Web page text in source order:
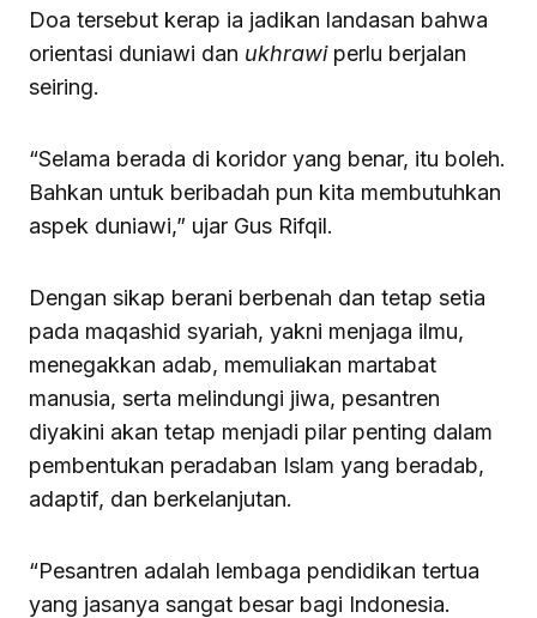
Doa tersebut kerap ia jadikan landasan bahwa
orientasi duniawi dan ukhrawiperlu berjalan
seiring.
“Selama berada di koridor yang benar, itu boleh.
Bahkan untuk beribadah pun kita membutuhkan
aspek duniawi,” ujar Gus Rifqil.
Dengan sikap berani berbenah dan tetap setia
pada maqashid syariah, yakni menjaga ilmu,
menegakkan adab, memuliakan martabat
manusia, serta melindungi jiwa, pesantren
diyakini akan tetap menjadi pilar penting dalam
pembentukan peradaban Islam yang beradab,
adaptif, dan berkelanjutan.
“Pesantren adalah lembaga pendidikan tertua
yang jasanya sangat besar bagi Indonesia.